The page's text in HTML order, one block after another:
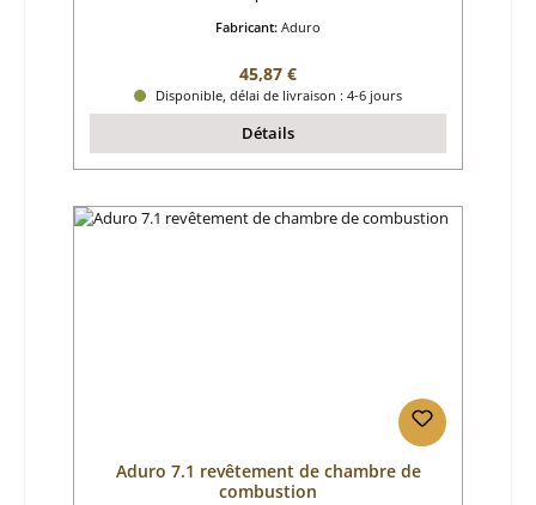
Fabricant: Aduro
Prix régulier :
45,87 €
Disponible, délai de livraison : 4-6 jours
Détails
Aduro 7.1 revêtement de chambre de
combustion